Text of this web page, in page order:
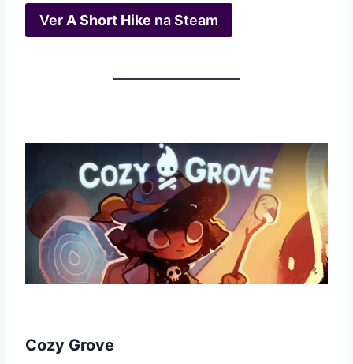
Ver A Short Hike na Steam
Cozy Grove